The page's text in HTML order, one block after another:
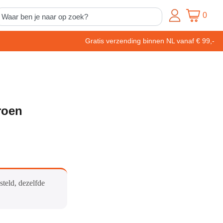
0
Gratis verzending binnen NL vanaf € 99,-
dezelfde